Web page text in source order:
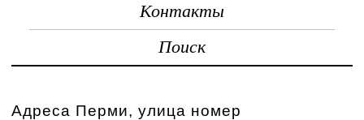
Контакты
Поиск
Адреса Перми, улица номер